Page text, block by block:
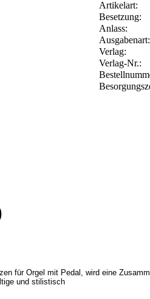
Artikelart:
Besetzung:
Anlass:
Ausgabenart:
Verlag:
Verlag-Nr.:
für Orgel mit Pedal, wird eine
und stilistisch